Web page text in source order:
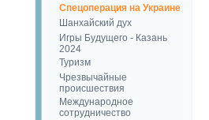
Спецоперация на Украине
Шанхайский дух
Игры Будущего - Казань
2024
Туризм
Чрезвычайные
происшествия
Международное
сотрудничество